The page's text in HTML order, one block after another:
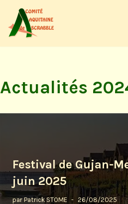
Aller
au
Actualités
Festival de Gujan-
juin 2025
parPatrick STOME 26/08/2025